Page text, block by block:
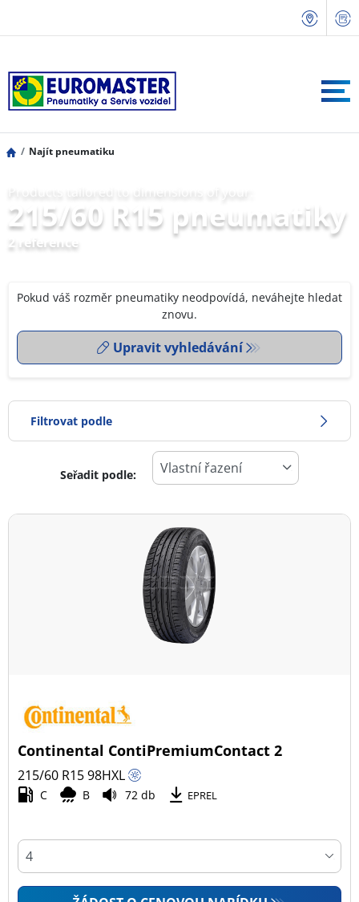
Najít pneumatiku
215/60 R15 pneumatiky
2 reference
Pokud váš rozměr pneumatiky neodpovídá, neváhejte hledat
znovu.
Upravit vyhledávání
Filtrovat podle
Všechny typy (2)
Typ vozidla
Všechny typy (2)
Osobní vůz (2)
4x4 (0)
Zemědělská technika (0)
Seřadit podle:
Continental ContiPremiumContact 2
215/60 R1598HXL
C B 72 db EPREL